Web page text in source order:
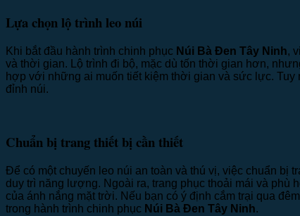
Lựa chọn lộ trình leo núi
Khi bắt đầu hành trình chinh phục Núi Bà Đen Tây Ninh,
và thời gian. Lộ trình đi bộ, mặc dù tốn thời gian hơn,
hợp với những ai muốn tiết kiệm thời gian và sức lực.
đỉnh núi.
Chuẩn bị trang thiết bị cần thiết
Để có một chuyến leo núi an toàn và thú vị, việc chuẩn bị
duy trì năng lượng. Ngoài ra, trang phục thoải mái và phù
của ánh nắng mặt trời. Nếu bạn có ý định cắm trại qua
trong hành trình chinh phục Núi Bà Đen Tây Ninh.